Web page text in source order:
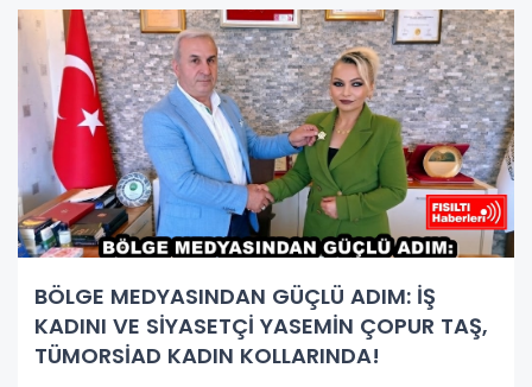
BÖLGE MEDYASINDAN GÜÇLÜ ADIM: İŞ
KADINI VE SİYASETÇİ YASEMİN ÇOPUR TAŞ,
TÜMORSİAD KADIN KOLLARINDA!